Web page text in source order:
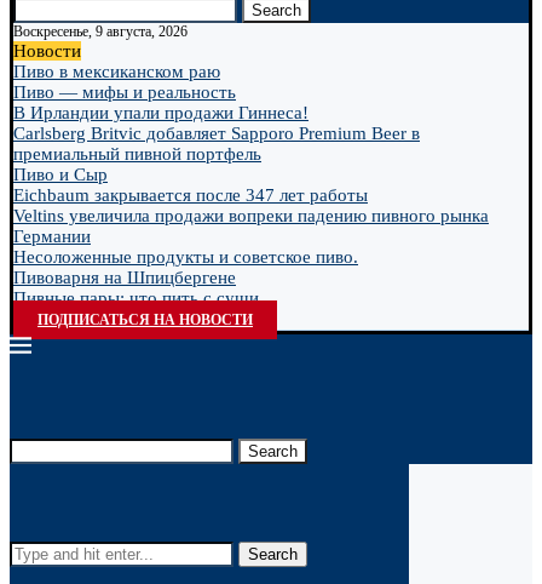
Search
Воскресенье, 9 августа, 2026
Новости
Пиво в мексиканском раю
Пиво — мифы и реальность
В Ирландии упали продажи Гиннеса!
Carlsberg Britvic добавляет Sapporo Premium Beer в
премиальный пивной портфель
Пиво и Сыр
Eichbaum закрывается после 347 лет работы
Veltins увеличила продажи вопреки падению пивного рынка
Германии
Несоложенные продукты и советское пиво.
Пивоварня на Шпицбергене
Пивные пары: что пить с суши
ПОДПИСАТЬСЯ НА НОВОСТИ
Search
Search